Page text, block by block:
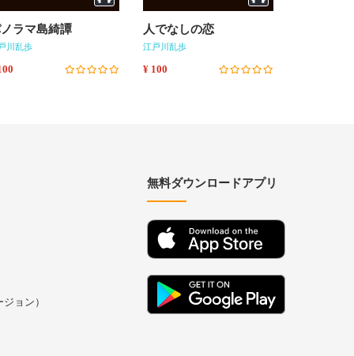
ラマ島綺譚
川乱歩
人でなしの恋
江戸川乱歩
¥ 100
ョン）
無料ダウンロードアプリ